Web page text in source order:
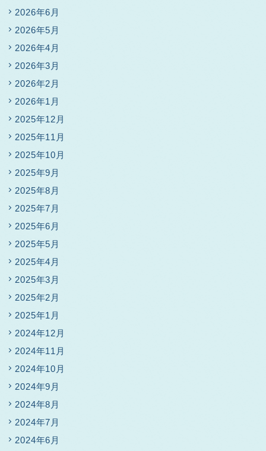
2026年6月
2026年5月
2026年4月
2026年3月
2026年2月
2026年1月
2025年12月
2025年11月
2025年10月
2025年9月
2025年8月
2025年7月
2025年6月
2025年5月
2025年4月
2025年3月
2025年2月
2025年1月
2024年12月
2024年11月
2024年10月
2024年9月
2024年8月
2024年7月
2024年6月